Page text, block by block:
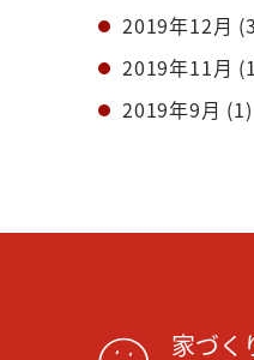
2019年12月
2019年11月
2019年9月 (1)
家づく